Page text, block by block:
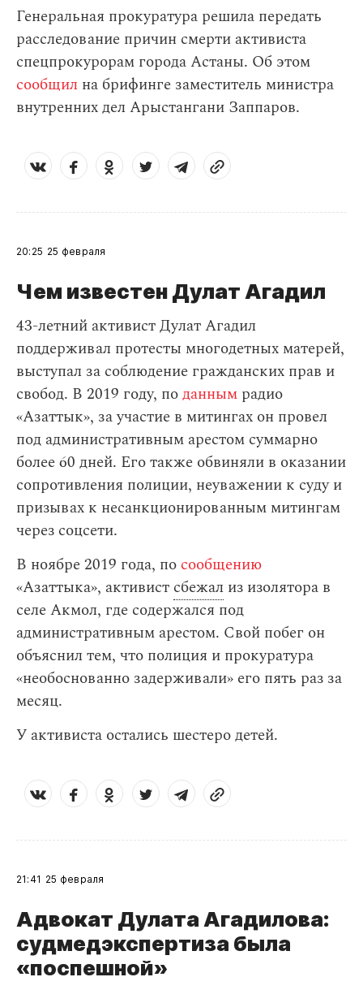
Генеральная прокуратура решила передать
расследование причин смерти активиста
спецпрокурорам города Астаны. Об этом
сообщил на брифинге заместитель министра
внутренних дел Арыстангани Заппаров.
20:25 25 февраля
Чем известен Дулат Агадил​
43-летний активист Дулат Агадил
поддерживал протесты многодетных матерей,
выступал за соблюдение гражданских прав и
свобод. В 2019 году, поданным радио
«Азаттык», за участие в митингах он провел
под административным арестом суммарно
более 60 дней. Его также обвиняли в оказании
сопротивления полиции, неуважении к суду и
призывах к несанкционированным митингам
через соцсети.
В ноябре 2019 года, по сообщению
«Азаттыка», активист сбежал из изолятора в
селе Акмол, где содержался под
административным арестом. Свой побег он
объяснил тем, что полиция и прокуратура
«необоснованно задерживали» его пять раз за
месяц.
У активиста остались шестеро детей.
21:41 25 февраля
Адвокат Дулата Агадилова:
судмедэкспертиза была
«поспешной»